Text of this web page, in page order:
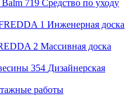
Средство по уходу
Инженерная доска
Массивная доска
Дизайнерская
работы